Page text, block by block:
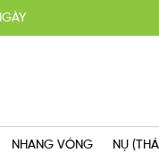
CAM KẾT
HÓA ĐƠN TRÊN 300K
NHANG VÒNG NỤ